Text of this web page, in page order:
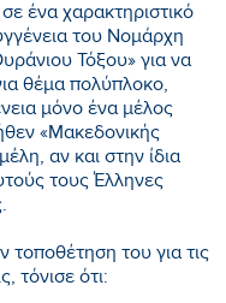
ένα χαρακτηριστικό
του Νομάρχη
Τόξου» για να
θέμα πολύπλοκο,
μόνο ένα μέλος
«Μακεδονικής
αν και στην ίδια
τους Έλληνες
του για τις
τόνισε ότι: